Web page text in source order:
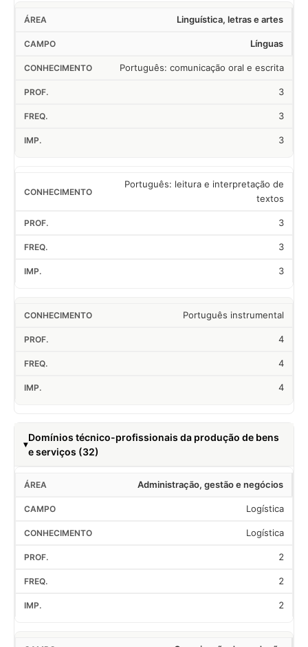
Linguística, letras e artes
Línguas
Português: comunicação oral e escrita
3
3
3
Português: leitura e interpretação de
textos
3
3
3
Português instrumental
4
4
4
Domínios técnico-profissionais da produção de bens
e serviços (32)
Administração, gestão e negócios
Logística
Logística
2
2
2